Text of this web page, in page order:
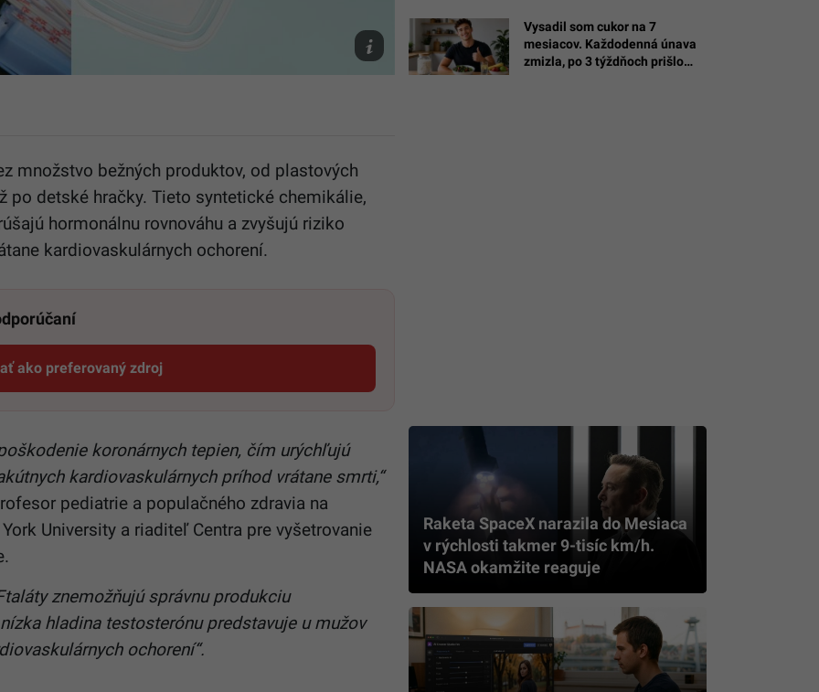
Chang,
Freepik
množstvo bežných produktov, od plastových
po detské hračky. Tieto syntetické chemikálie,
hormonálnu rovnováhu a zvyšujú riziko
kardiovaskulárnych ochorení.
ako preferovaný zdroj
Startitup, odkaz sa otvorí v novom okne
koronárnych tepien, čím urýchľujú
kardiovaskulárnych príhod vrátane smrti,“
pediatrie a populačného zdravia na
University a riaditeľ Centra pre vyšetrovanie
znemožňujú správnu produkciu
hladina testosterónu predstavuje u mužov
ochorení“.
Vysadil som cukor na 7
mesiacov. Každodenná únava
zmizla, po 3 týždňoch prišlo
Raketa SpaceX narazila do Mesiaca
v rýchlosti takmer 9-tisíc km/h.
NASA okamžite reaguje